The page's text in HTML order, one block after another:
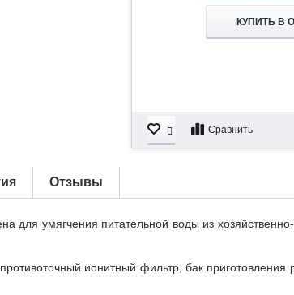
КУПИТЬ В
Сравнить
Отзывы
для умягчения питательной воды из
ионитный фильтр, бак приготовления